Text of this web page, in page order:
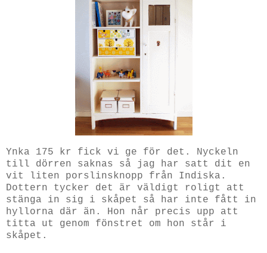
Ynka 175 kr fick vi ge för det. Nyckeln
till dörren saknas så jag har satt dit en
vit liten porslinsknopp från Indiska.
Dottern tycker det är väldigt roligt att
stänga in sig i skåpet så har inte fått in
hyllorna där än. Hon når precis upp att
titta ut genom fönstret om hon står i
skåpet.